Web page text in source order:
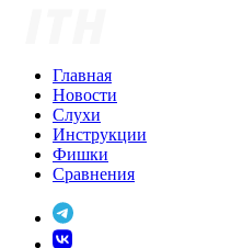
Главная
Новости
Слухи
Инструкции
Фишки
Сравнения